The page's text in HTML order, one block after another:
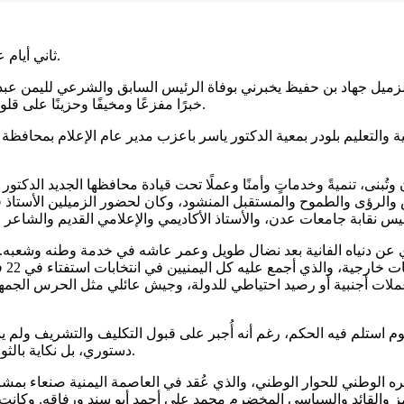
ثاني أيام عيد الأضحى المبارك 28 مايو 2026م، الموافق 11 من ذي الحجة 1447هـ.
جهاد بن حفيظ يخبرني بوفاة الرئيس السابق والشرعي لليمن
خبرًا مفزعًا ومخيفًا وحزينًا على قلوبنا ومشاعرنا الإنسانية والأخلاقية نحن اليمنيين عامة والجنوبيين خاصة.
بلودر بمعية الدكتور ياسر باعزب مدير عام الإعلام
تنميةً وخدماتٍ وأمنًا وعملًا تحت قيادة محافظها الجديد
والرؤى والطموح والمستقبل المنشود، وكان لحضور الزميلين
عن دنياه الفانية بعد نضال طويل وعمر عاشه في خدمة وطنه
أجنبية أو رصيد احتياطي للدولة، وجيش عائلي مثل الحرس
استلم فيه الحكم، رغم أنه أُجبر على قبول التكليف والتشريف
دستوري، بل نكاية بالثورة الشيطانية التي خرجت عن الثوابت اليمنية والخروج عن ولاة الأمور.